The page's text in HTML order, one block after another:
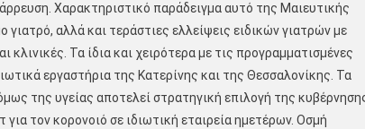
Χαρακτηριστικό παράδειγμα αυτό της Μαιευτικής
γιατρό, αλλά και τεράστιες ελλείψεις ειδικών γιατρών με
κλινικές. Τα ίδια και χειρότερα με τις προγραμματισμένες
εργαστήρια της Κατερίνης και της Θεσσαλονίκης. Τα
της υγείας αποτελεί στρατηγική επιλογή της
τον κορονοιό σε ιδιωτική εταιρεία ημετέρων. Οσμή